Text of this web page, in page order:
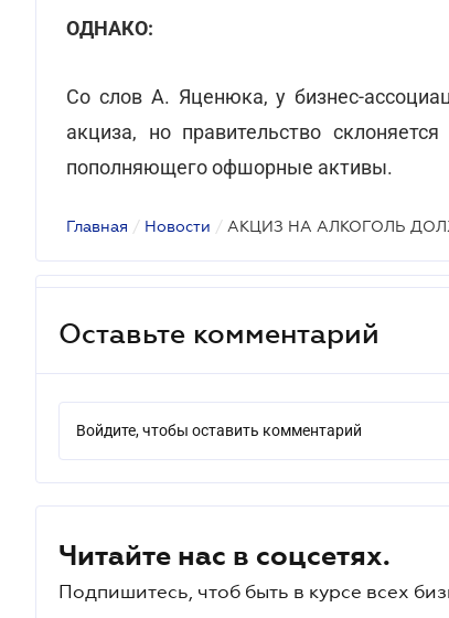
ОДНАКО:
Со слов А. Яценюка, у бизнес-
акциза, но правительство
пополняющего офшорные активы.
Главная / Новости / АКЦИЗ НА АЛКОГОЛЬ
Оставьте комментарий
Войдите, чтобы оставить комментарий
Читайте нас в соцсетях.
Подпишитесь, чтоб быть в курсе всех